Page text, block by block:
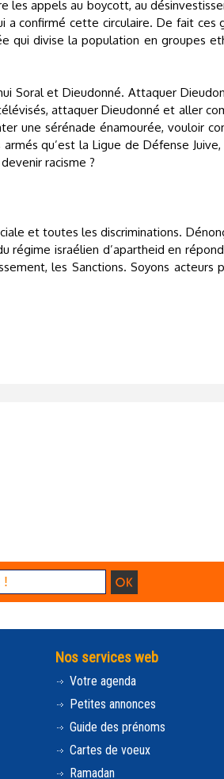
les appels au boycott, au
a confirmé cette circulaire. De fait ces
qui divise la population en groupes
Soral et Dieudonné. Attaquer
attaquer Dieudonné et aller
une sérénade énamourée, vouloir
qu’est la Ligue de Défense Juive,
racisme ?
et toutes les discriminations.
régime israélien d’apartheid en
les Sanctions. Soyons acteurs
Nos services web
Votre agenda
Petites annonces
Guide des prénoms
Cartes de voeux
Ramadan